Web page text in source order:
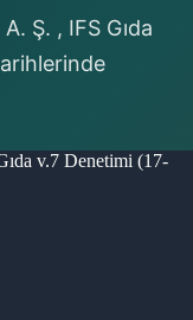
Ş. , IFS Gıda